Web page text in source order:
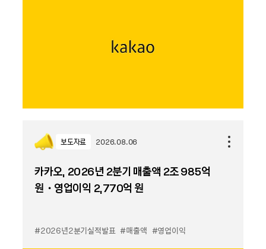
보도자료 2026.08.06
카카오, 2026년 2분기 매출액 2조 985억
원・영업이익 2,770억 원
#2026년2분기실적발표 #매출액 #영업이익